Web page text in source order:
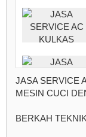
JASA SERVICE
MESIN CUCI
BERKAH